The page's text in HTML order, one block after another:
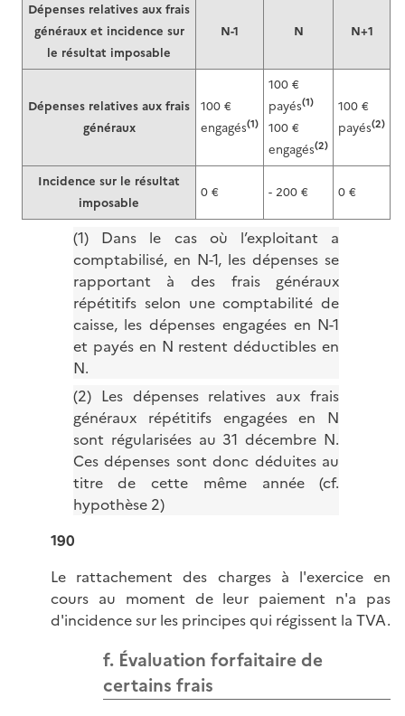
Dépenses relatives aux frais
généraux et incidence sur
le résultat imposable
N-1 N N+1
Dépenses relatives aux frais
généraux
100 €
engagés(1)
100 €
payés(1)
100 €
engagés(2)
100 €
payés(2)
Incidence sur le résultat
imposable
0 € - 200 € 0 €
(1) Dans le cas où l’exploitant a
comptabilisé, en N-1, les dépenses se
rapportant à des frais généraux
répétitifs selon une comptabilité de
caisse, les dépenses engagées en N-1
et payés en N restent déductibles en
N.
(2) Les dépenses relatives aux frais
généraux répétitifs engagées en N
sont régularisées au 31 décembre N.
Ces dépenses sont donc déduites au
titre de cette même année (cf.
hypothèse 2)
190
Le rattachement des charges à l'exercice en
cours au moment de leur paiement n'a pas
d'incidence sur les principes qui régissent la TVA.
f. Évaluation forfaitaire de
certains frais